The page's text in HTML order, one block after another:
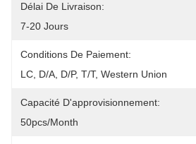
Délai De Livraison:
7-20 Jours
Conditions De Paiement:
LC, D/A, D/P, T/T, Western Union
Capacité D'approvisionnement:
50pcs/month